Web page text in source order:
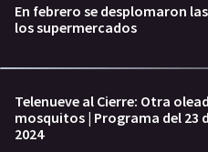
En febrero se desplomaron
los supermercados
Telenueve al Cierre: Otra
mosquitos | Programa del 23
2024